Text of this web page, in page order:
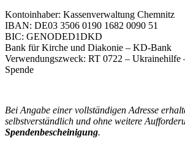
Kontoinhaber: Kassenverwaltung Chemnitz
IBAN: DE03 3506 0190 1682 0090 51
BIC: GENODED1DKD
Bank für Kirche und Diakonie – KD-Bank
Verwendungszweck: RT 0722 – Ukrainehilfe
Spende
Bei Angabe einer vollständigen Adresse
selbstverständlich und ohne weitere
Spendenbescheinigung.